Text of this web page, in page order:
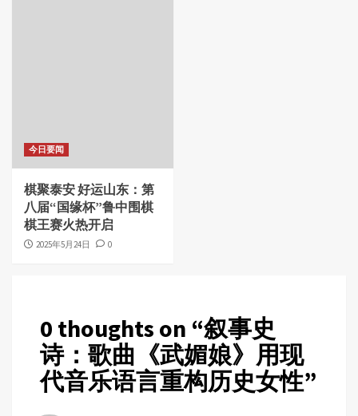
今日要闻
棋聚泰安 好运山东：第
八届“国缘杯”鲁中围棋
棋王赛火热开启
2025年5月24日 0
0 thoughts on “叙事史
诗：歌曲《武媚娘》用现
代音乐语言重构历史女性”